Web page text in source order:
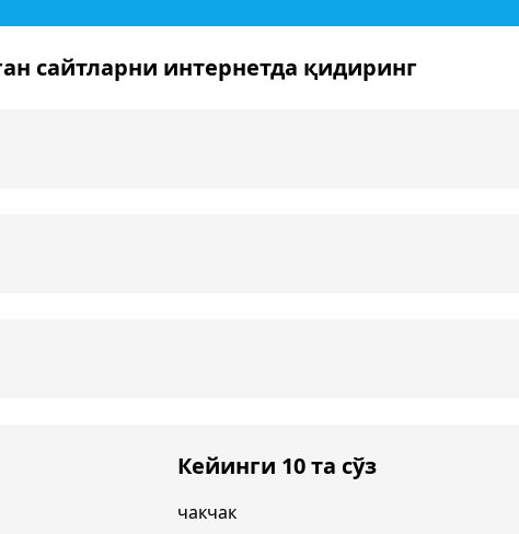
сайтларни интернетда қидиринг
Кейинги 10 та сўз
чакчак